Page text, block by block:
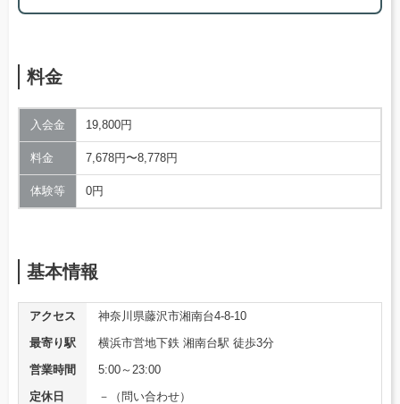
料金
入会金 19,800円
料金 7,678円〜8,778円
体験等 0円
基本情報
アクセス
神奈川県藤沢市湘南台4-8-10
最寄り駅
横浜市営地下鉄 湘南台駅 徒歩3分
営業時間
5:00～23:00
定休日
－（問い合わせ）